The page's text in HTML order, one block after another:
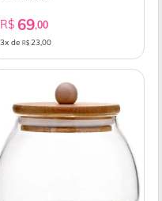
R$ 69,00
3x de R$ 23,00